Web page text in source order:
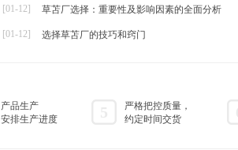
[01-12] 草苫厂选择：重要性及影响因素的全面分析
[01-12] 选择草苫厂的技巧和窍门
产品生产
安排生产进度
严格把控质量，
约定时间交货